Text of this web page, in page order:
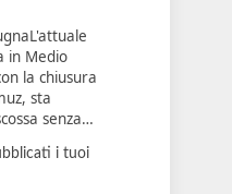
in Medio
la chiusura
sta
senza…
i tuoi